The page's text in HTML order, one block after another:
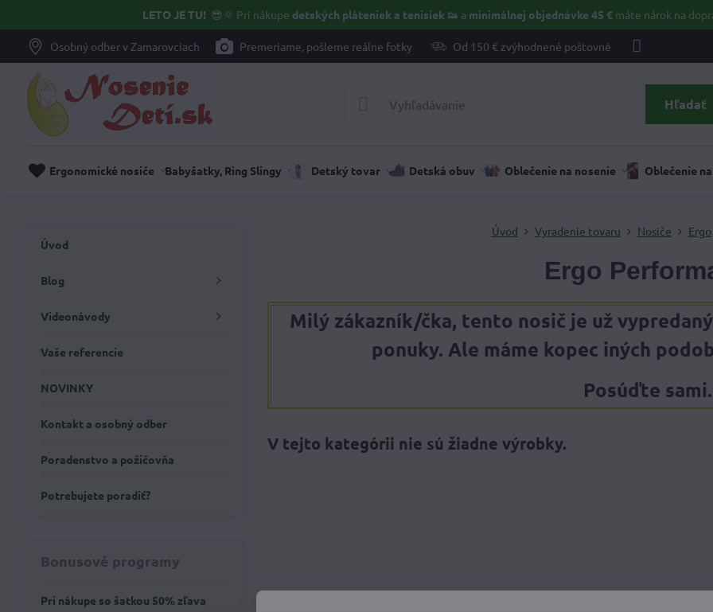
LETO JE TU! 😎🌞 Pri nákupe detských pláteniek a tenisiek 👟 a minimálnej objednávke 45 €máte nárok na
Osobný odber v Zamarovciach Premeriame, pošleme reálne fotky Od 150 € zvýhodnené poštovné
Hľadať
Ergonomické nosiče Babyšatky, Ring Slingy Detský tovar Detská obuv Oblečenie na nosenie Oblečenie
Úvod Vyradenie tovaru Nosiče Ergo
Ergo
Milý zákazník/čka, tento nosič je už
ponuky. Ale máme kopec iných
Posúďte
Úvod
Blog
Videonávody
Vaše referencie
NOVINKY
Kontakt a osobný odber
Poradenstvo a požičovňa
Potrebujete poradiť?
Bonusové programy
Pri nákupe so šatkou 50% zľava